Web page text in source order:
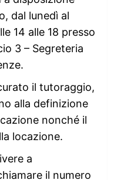
dal lunedì al
14 alle 18 presso
3 – Segreteria
il tutoraggio,
alla definizione
nonché il
locazione.
a
il numero